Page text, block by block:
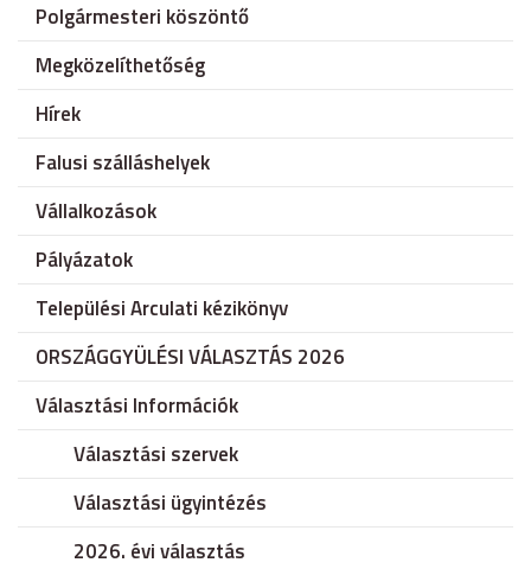
Polgármesteri köszöntő
Megközelíthetőség
Hírek
Falusi szálláshelyek
Vállalkozások
Pályázatok
Települési Arculati kézikönyv
ORSZÁGGYÜLÉSI VÁLASZTÁS 2026
Választási Információk
Választási szervek
Választási ügyintézés
2026. évi választás